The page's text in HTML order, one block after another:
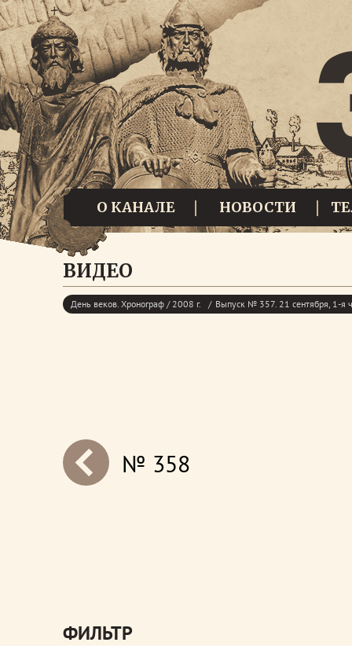
О КАНАЛЕ НОВОСТИ
ВИДЕО
День веков. Хронограф / 2008 г. Выпуск № 357. 21 сентября, 1-я
next№ 358
ФИЛЬТР